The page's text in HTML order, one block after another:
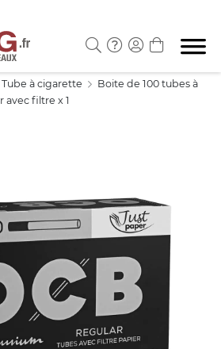
Tube à cigarette
Boite de 100 tubes à
avec filtre x 1